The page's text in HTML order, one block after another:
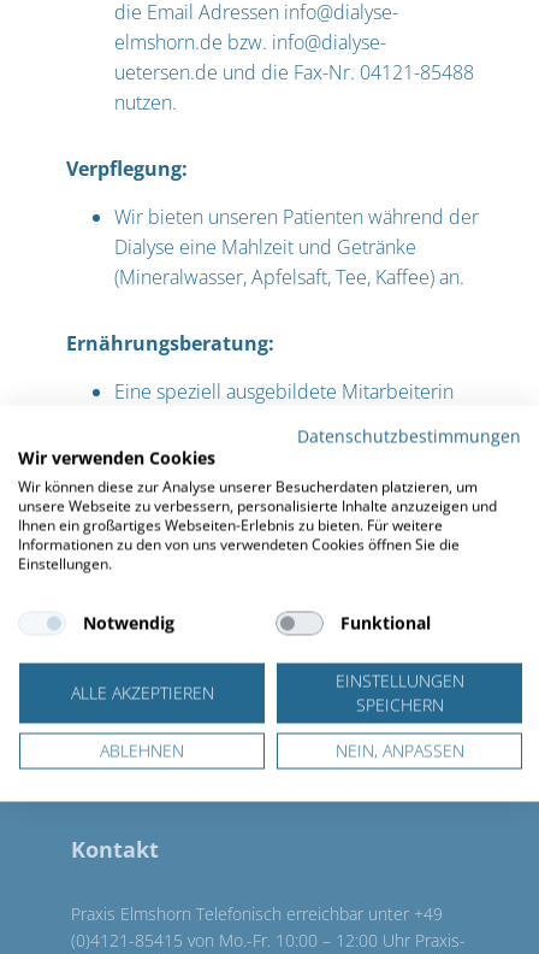
die Email Adressen info@dialyse-
elmshorn.de bzw. info@dialyse-
uetersen.de und die Fax-Nr. 04121-85488
nutzen.
Verpflegung:
Wir bieten unseren Patienten während der
Dialyse eine Mahlzeit und Getränke
(Mineralwasser, Apfelsaft, Tee, Kaffee) an.
Ernährungsberatung:
Eine speziell ausgebildete Mitarbeiterin
individuelle Ernährungsberatung für
Patienten und deren Angehörige durch.
Hier erhalten sie hilfreiche Tipps und
Ideen für zuhause.
Kontakt
Praxis Elmshorn Telefonisch erreichbar unter +49
(0)4121-85415 von Mo.-Fr. 10:00 – 12:00 Uhr Praxis-
Datenschutzbestimmungen
Wir verwenden Cookies
Wir können diese zur Analyse unserer Besucherdaten platzieren, um
unsere Webseite zu verbessern, personalisierte Inhalte anzuzeigen und
Ihnen ein großartiges Webseiten-Erlebnis zu bieten. Für weitere
Informationen zu den von uns verwendeten Cookies öffnen Sie die
Einstellungen.
Notwendig Funktional
ALLE AKZEPTIEREN
EINSTELLUNGEN
SPEICHERN
ABLEHNEN
NEIN, ANPASSEN